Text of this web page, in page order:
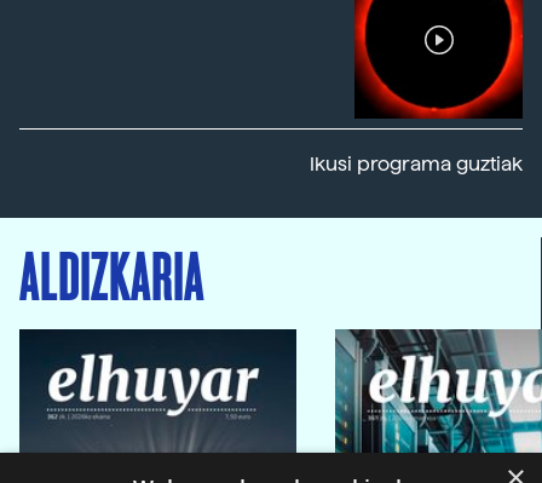
Ikusi programa guztiak
ALDIZKARIA